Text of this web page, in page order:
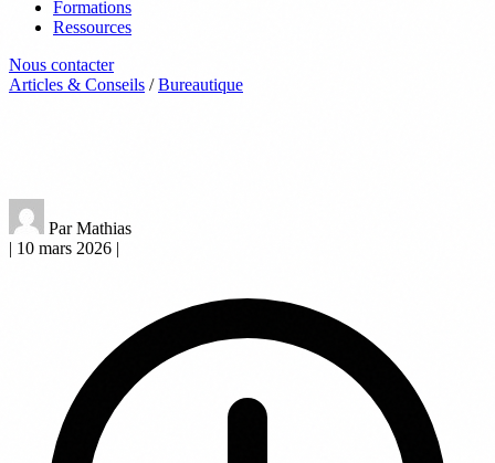
Formations
Ressources
Nous contacter
Articles & Conseils / Bureautique
Par Mathias
| 10 mars 2026 |